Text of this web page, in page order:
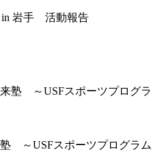
in 岩手 活動報告
～USFスポーツプログラム